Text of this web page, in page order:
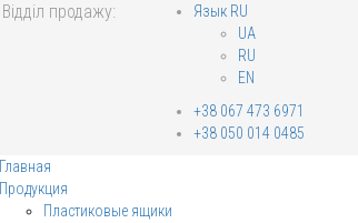
Відділ продажу:
Язык RU
UA
RU
EN
+38 067 473 6971
+38 050 014 0485
Главная
Продукция
Пластиковые ящики